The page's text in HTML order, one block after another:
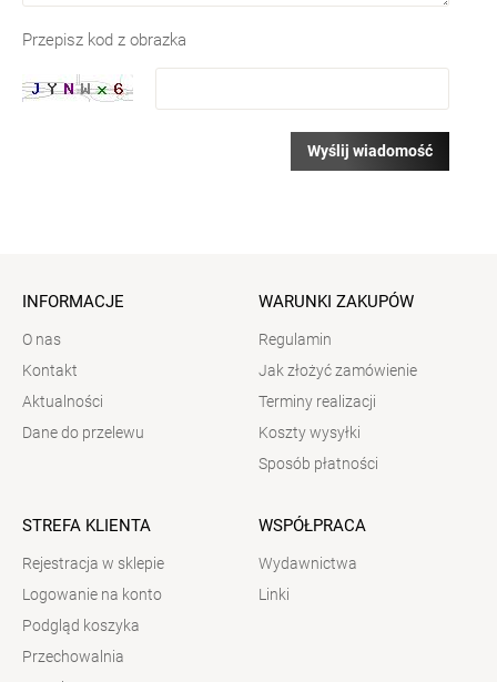
Przepisz kod z obrazka
Wyślij wiadomość
INFORMACJE
O nas
Kontakt
Aktualności
Dane do przelewu
WARUNKI ZAKUPÓW
Regulamin
Jak złożyć zamówienie
Terminy realizacji
Koszty wysyłki
Sposób płatności
STREFA KLIENTA
Rejestracja w sklepie
Logowanie na konto
Podgląd koszyka
Przechowalnia
WSPÓŁPRACA
Wydawnictwa
Linki